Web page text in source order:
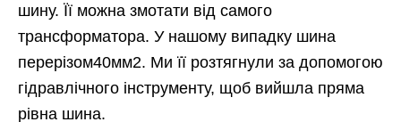
шину. Її можна змотати від самого
трансформатора. У нашому випадку шина
перерізом40мм2. Ми її розтягнули за допомогою
гідравлічного інструменту, щоб вийшла пряма
рівна шина.